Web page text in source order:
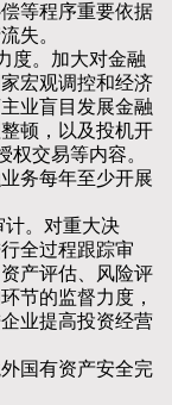
等程序重要依据
失。
。加大对金融
宏观调控和经济
业盲目发展金融
顿，以及投机开
权交易等内容。
务每年至少开展
。对重大决
全过程跟踪审
产评估、风险评
节的监督力度，
业提高投资经营
国有资产安全完